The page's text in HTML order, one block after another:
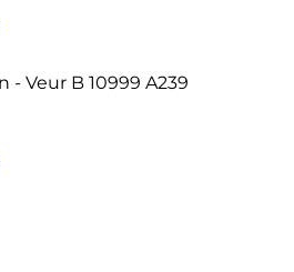
Veur B 10999 A239